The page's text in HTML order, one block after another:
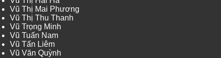
Vũ Thị Mai Phương
Vũ Thị Thu Thanh
Vũ Trọng Minh
Vũ Tuấn Nam
Vũ Tấn Liêm
Vũ Văn Quỳnh